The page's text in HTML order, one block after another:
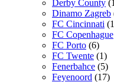
Derby County
Dinamo Zagreb
FC Cincinnati
FC Copenhague
FC Porto (6)
FC Twente (1)
Fenerbahce (5)
Feyenoord (17)